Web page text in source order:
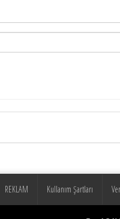
REKLAM Kullanım Şartları